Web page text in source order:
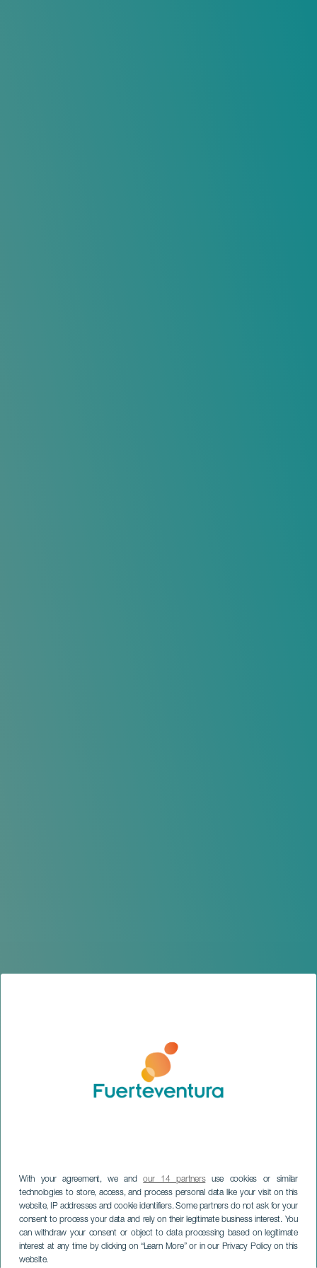
With your agreement, we andour 14 partnersuse cookies or similar
technologies to store, access, and process personal data like your visit on this
website, IP addresses and cookie identifiers. Some partners do not ask for your
consent to process your data and rely on their legitimate business interest. You
can withdraw your consent or object to data processing based on legitimate
interest at any time by clicking on “Learn More” or in our Privacy Policy on this
website.
FudeNaS - Route und
Rennen
FUERTEVENTURA